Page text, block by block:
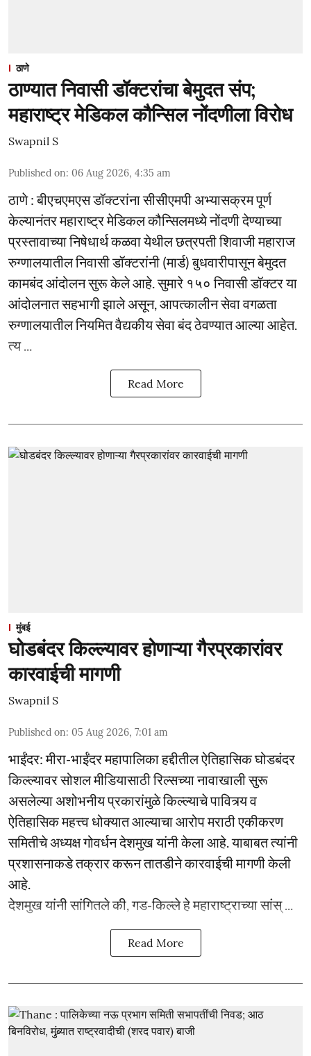
ठाणे
ठाण्यात निवासी डॉक्टरांचा बेमुदत संप;
महाराष्ट्र मेडिकल कौन्सिल नोंदणीला विरोध
Swapnil S
Published on: 06 Aug 2026, 4:35 am
ठाणे : बीएचएमएस डॉक्टरांना सीसीएमपी अभ्यासक्रम पूर्ण
केल्यानंतर महाराष्ट्र मेडिकल कौन्सिलमध्ये नोंदणी देण्याच्या
प्रस्तावाच्या निषेधार्थ कळवा येथील छत्रपती शिवाजी महाराज
रुग्णालयातील निवासी डॉक्टरांनी (मार्ड) बुधवारीपासून बेमुदत
कामबंद आंदोलन सुरू केले आहे. सुमारे १५० निवासी डॉक्टर या
आंदोलनात सहभागी झाले असून, आपत्कालीन सेवा वगळता
रुग्णालयातील नियमित वैद्यकीय सेवा बंद ठेवण्यात आल्या आहेत.
त्य ...
Read More
मुंबई
घोडबंदर किल्ल्यावर होणाऱ्या गैरप्रकारांवर
कारवाईची मागणी
Swapnil S
Published on: 05 Aug 2026, 7:01 am
भाईंंदर: मीरा-भाईंदर महापालिका हद्दीतील ऐतिहासिक घोडबंदर
किल्ल्यावर सोशल मीडियासाठी रिल्सच्या नावाखाली सुरू
असलेल्या अशोभनीय प्रकारांमुळे किल्ल्याचे पावित्र्य व
ऐतिहासिक महत्त्व धोक्यात आल्याचा आरोप मराठी एकीकरण
समितीचे अध्यक्ष गोवर्धन देशमुख यांनी केला आहे. याबाबत त्यांनी
प्रशासनाकडे तक्रार करून तातडीने कारवाईची मागणी केली
आहे.
देशमुख यांनी सांगितले की, गड-किल्ले हे महाराष्ट्राच्या सांस् ...
Read More